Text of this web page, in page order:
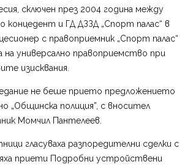
сключен през 2004 година между
концедент и ГД ДЗЗД „Спорт палас“ в
с правоприемник „Спорт палас“
универсално правоприемство при
изисквания.
не беше прието предложението
„Общинска полиция”, с вносител
Момчил Пантелеев.
гласуваха разпоредителни сделки с
приети Подробни устройствени